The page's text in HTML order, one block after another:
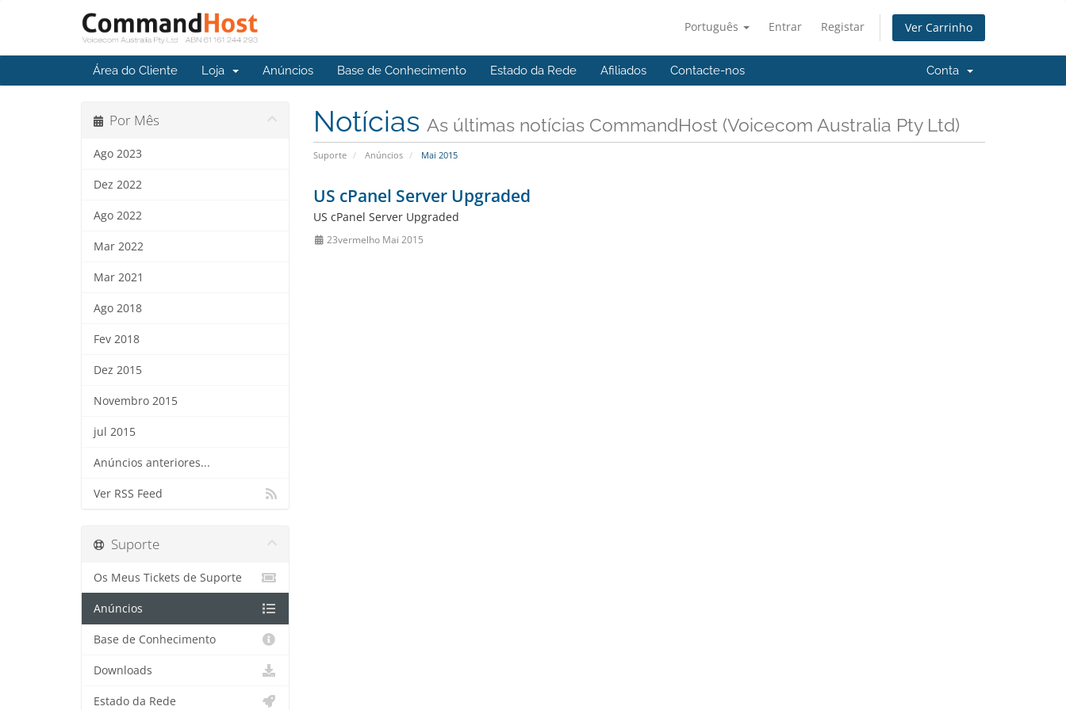
Português Entrar Registar Ver Carrinho
Área do Cliente Loja Anúncios Base de Conhecimento Estado da Rede Afiliados Contacte-nos Conta
Notícias As últimas notícias CommandHost (Voicecom Australia Pty Ltd)
Suporte Anúncios Mai 2015
Por Mês
Ago 2023
Dez 2022
Ago 2022
Mar 2022
Mar 2021
Ago 2018
Fev 2018
Dez 2015
Novembro 2015
jul 2015
Anúncios anteriores...
Ver RSS Feed
US cPanel Server Upgraded
US cPanel Server Upgraded
23vermelho Mai 2015
Suporte
Os Meus Tickets de Suporte
Anúncios
Base de Conhecimento
Downloads
Estado da Rede